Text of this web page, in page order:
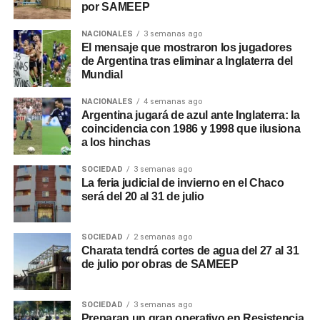
por SAMEEP
NACIONALES 3 semanas ago
El mensaje que mostraron los jugadores
de Argentina tras eliminar a Inglaterra del
Mundial
NACIONALES 4 semanas ago
Argentina jugará de azul ante Inglaterra: la
coincidencia con 1986 y 1998 que ilusiona
a los hinchas
SOCIEDAD 3 semanas ago
La feria judicial de invierno en el Chaco
será del 20 al 31 de julio
SOCIEDAD 2 semanas ago
Charata tendrá cortes de agua del 27 al 31
de julio por obras de SAMEEP
SOCIEDAD 3 semanas ago